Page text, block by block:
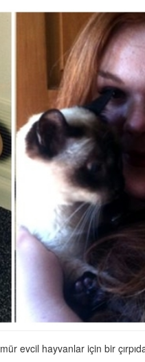
evcil hayvanlar için bir
Bir
Ruh Eşi
Yıl